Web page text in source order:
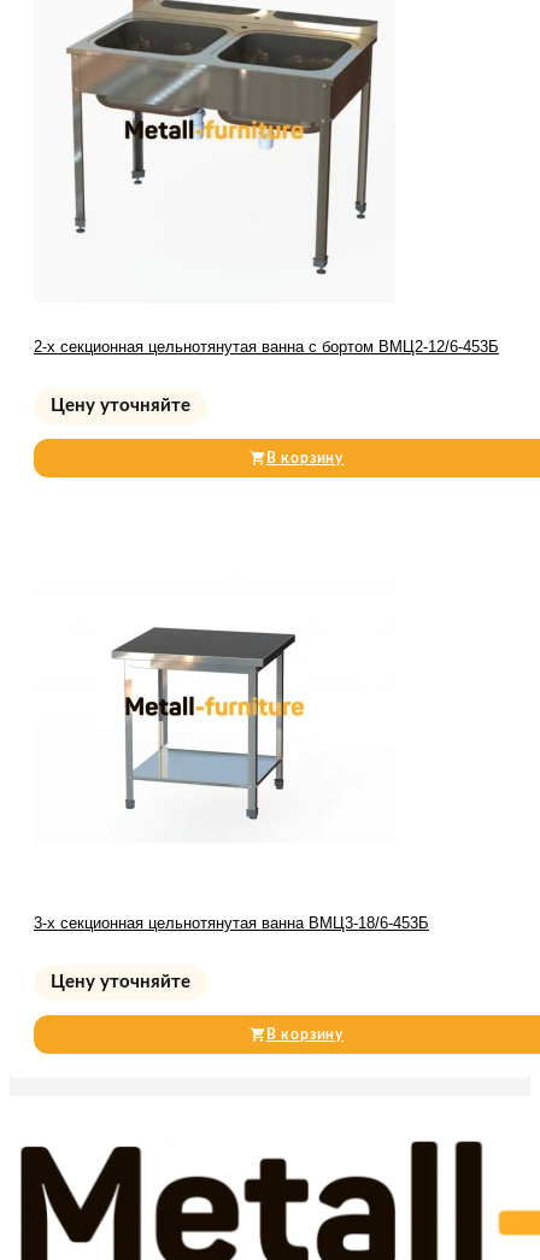
2-х секционная цельнотянутая ванна с бортом ВМЦ2-12/6-453Б
Цену уточняйте
В корзину
3-х секционная цельнотянутая ванна ВМЦ3-18/6-453Б
Цену уточняйте
В корзину